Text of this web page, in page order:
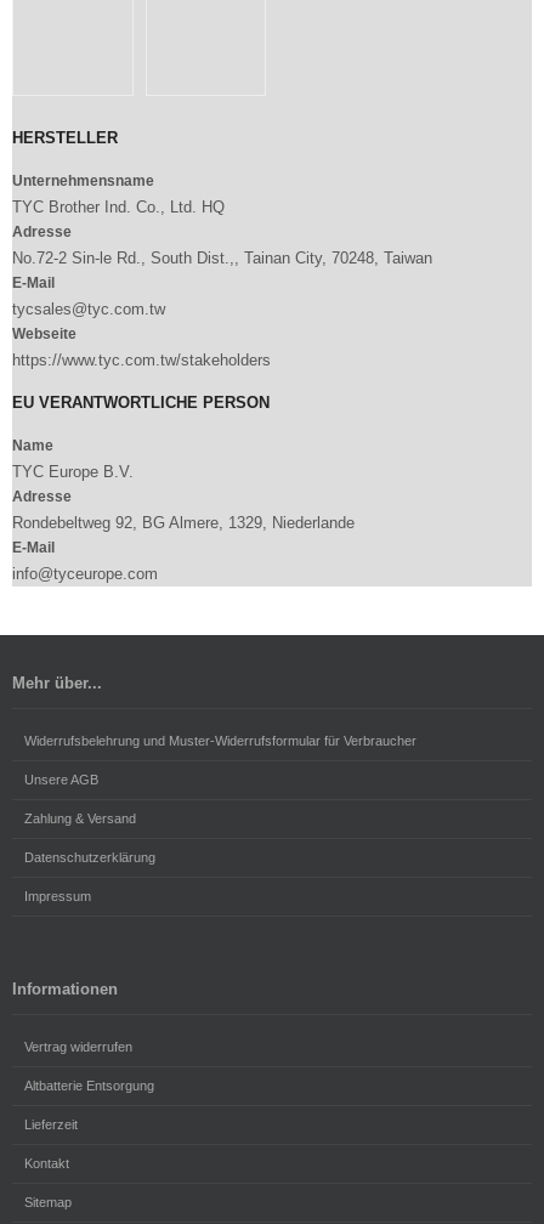
HERSTELLER
Unternehmensname
TYC Brother Ind. Co., Ltd. HQ
Adresse
No.72-2 Sin-le Rd., South Dist.,, Tainan City, 70248, Taiwan
E-Mail
tycsales@tyc.com.tw
Webseite
https://www.tyc.com.tw/stakeholders
EU VERANTWORTLICHE PERSON
Name
TYC Europe B.V.
Adresse
Rondebeltweg 92, BG Almere, 1329, Niederlande
E-Mail
info@tyceurope.com
Mehr über...
Widerrufsbelehrung und Muster-Widerrufsformular für Verbraucher
Unsere AGB
Zahlung & Versand
Datenschutzerklärung
Impressum
Informationen
Vertrag widerrufen
Altbatterie Entsorgung
Lieferzeit
Kontakt
Sitemap